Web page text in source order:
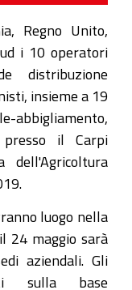
Regno Unito,
i 10 operatori
distribuzione
insieme a 19
abbigliamento,
presso il Carpi
dell'Agricoltura
luogo nella
24 maggio sarà
aziendali. Gli
sulla base